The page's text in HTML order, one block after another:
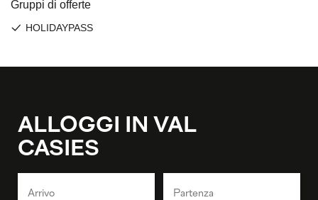
ALLOGGI IN VAL
CASIES